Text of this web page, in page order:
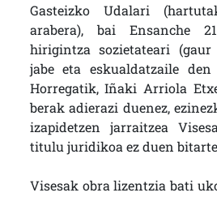
Gasteizko Udalari
arabera), bai Ensanche
hirigintza sozietateari
jabe eta eskualdatzaile den
Horregatik, Iñaki Arriola
berak adierazi duenez,
izapidetzen jarraitzea
titulu juridikoa ez duen
Visesak obra lizentzia bati